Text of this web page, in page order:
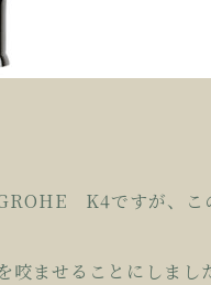
K4ですが、こ
咬ませることにしまし